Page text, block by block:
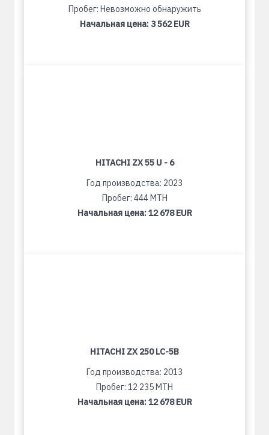
Пробег: Невозможно обнаружить
Начальная цена: 3 562 EUR
HITACHI ZX 55 U - 6
Год производства: 2023
Пробег: 444 MTH
Начальная цена:12 678 EUR
HITACHI ZX 250 LC-5B
Год производства: 2013
Пробег: 12 235 MTH
Начальная цена:12 678 EUR